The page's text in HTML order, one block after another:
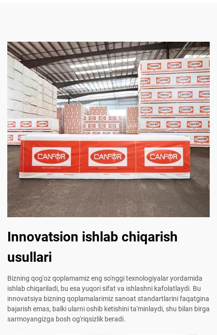
Innovatsion ishlab chiqarish
usullari
Bizning qog'oz qoplamamiz eng so'nggi texnologiyalar yordamida
ishlab chiqariladi, bu esa yuqori sifat va ishlashni kafolatlaydi. Bu
innovatsiya bizning qoplamalarimiz sanoat standartlarini faqatgina
bajarish emas, balki ularni oshib ketishini ta'minlaydi, shu bilan birga
sarmoyangizga bosh og'riqsizlik beradi.